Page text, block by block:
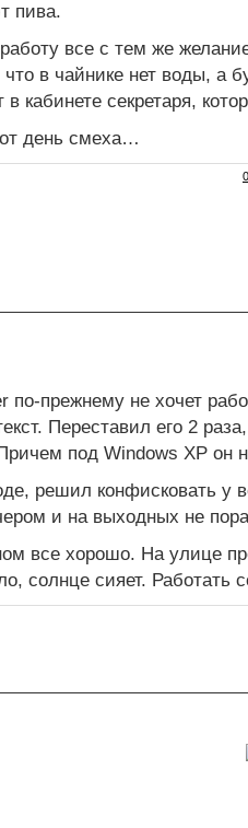
пива.
все с тем же
в чайнике нет воды, а
в кабинете секретаря,
день смеха…
по-прежнему не хочет
Переставил его 2
под Windows XP он
решил конфисковать у
и на выходных не
все хорошо. На улице
солнце сияет. Работать